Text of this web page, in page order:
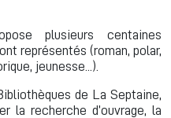
plusieurs centaines
représentés (roman, polar,
jeunesse...).
de La Septaine,
la recherche d’ouvrage, la